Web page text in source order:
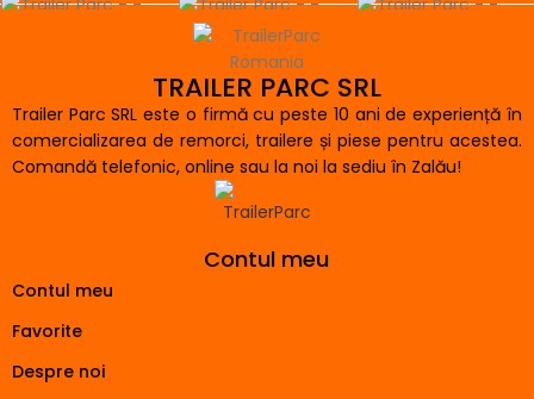
TRAILER PARC SRL
Trailer Parc SRL este o firmă cu peste 10 ani de experiență în
comercializarea de remorci, trailere și piese pentru acestea.
Comandă telefonic, online sau la noi la sediu în Zalău!
Contul meu
Contul meu
Favorite
Despre noi